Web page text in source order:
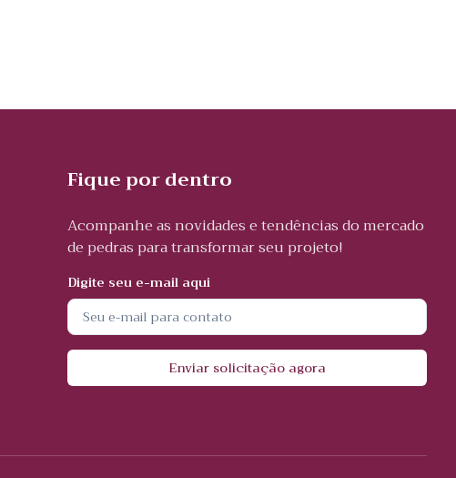
Fique por dentro
Acompanhe as novidades e tendências do mercado
de pedras para transformar seu projeto!
Digite seu e-mail aqui
Enviar solicitação agora